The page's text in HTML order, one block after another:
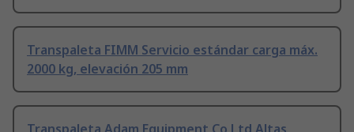
Transpaleta FIMM Servicio estándar carga máx.
2000 kg, elevación 205 mm